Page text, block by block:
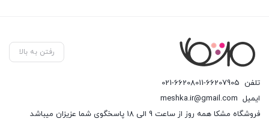
رفتن به بالا
تلفن 021-66208011-66207905
ایمیل meshka.ir@gmail.com
فروشگاه مشکا همه روز از ساعت 9 الی 18 پاسخگوی شما عزیزان میباشد